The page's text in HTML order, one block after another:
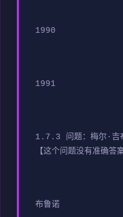
1990
1991
1.7.3 问题：梅尔·吉
【这个问题没有准确答案
布鲁诺